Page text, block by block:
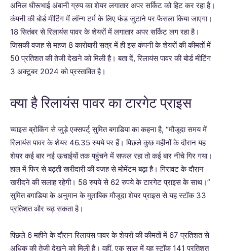
अनिल धीरूभाई अंबानी ग्रुप का शेयर लगातार अपर सर्किट को हिट कर रहा है।
कंपनी की बोर्ड मीटिंग में लॉन्ग टर्म के लिए फंड जुटाने पर फैसला किया जाएगा।
18 सितंबर से रिलायंस पावर के शेयरों में लगातार अपर सर्किट लग रहा है।
जिसकी वजह से महज 8 कारोबारी सत्र में ही इस कंपनी के शेयरों की कीमतों में
50 प्रतिशत की तेजी देखने को मिली है। बता दें, रिलायंस पावर की बोर्ड मीटिंग
3 अक्टूबर 2024 को प्रस्तावित है।
क्या है रिलायंस पावर का टारगेट प्राइस
च्वाइस ब्रोकिंग से जुड़े एक्सपर्ट् सुमित बगाडिया का कहना है, “मौजूदा समय में
रिलायंस पावर के शेयर 46.35 रुपये पर हैं। पिछले कुछ महीनों के दौरान यह
शेयर कई बार नई ऊचाईयों तक पहुंचने में सफल रहा तो कई बार नीचे गिर गया।
हाल में फिर से बढ़ती खरीदारी की वजह से मोमेंटम बढ़ा है। गिरावट के दौरान
खरीदने की सलाह रहेगी। 58 रुपये से 62 रुपये के टारगेट प्राइस के साथ।”
सुमित बगाडिया के अनुमान के मुताबिक मौजूदा शेयर प्राइस से यह स्टॉक 33
प्रतिशत और चढ़ सकता है।
पिछले 6 महीने के दौरान रिलायंस पावर के शेयरों की कीमतों में 67 प्रतिशत से
अधिक की तेजी देखने को मिली है। वहीं, एक साल में यह स्टॉक 141 प्रतिशत